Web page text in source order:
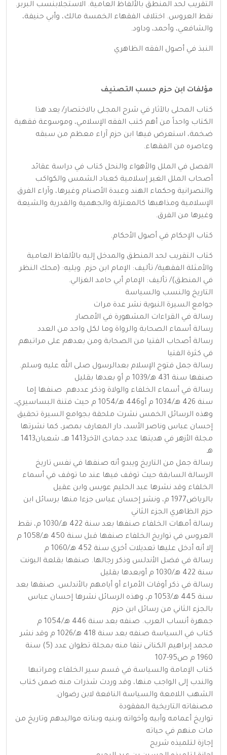
التقريب لحد المنطق بالألفاظ العامية. الاستجلابنسب البربر.
نقط العروس. اختلاف الفقهاء الخمسة مالك، وأبي حنيفة،
والشافعي، وأحمد، وداود.
النبذ في أصول الفقه الظاهري
مؤلفات ابن حزم حسب التصنيف
كتاب المحلى بالآثار في شرح المجلى بالاختصار/ يعد هذا
الكتاب واحداً من أهم كتب الفقه الإسلامي، وموسوعة فقهية
ضخمة، استعرض فيها ابن حزم آراء معظم من سبقه
وعاصره من الفقهاء.
الفصل في الملل والأهواء والنحل كتاب في دراسة عقائد
أصحاب الملل الغير إسلامية كعباد الشمس والكواكب
والنصرانية وحكماء الهند وعبدة الأصنام وغيرها، وآراء الفرق
الإسلامية ومذاهبها كالمعتزلة والجهمية والقدرية والشيعة
وغيرها من الفرق.
كتاب الإحكام في أصول الأحكام.
كتاب التقريب لحد المنطق والمدخل إليه بالألفاظ العامية
والأمثلة الفقهية/ تأليف: الإمام ابن حزم. ويليه: (محك النظر
في المنطق)/ تأليف: الإمام أبي حامد الغزالي.
التاريخ والنسب والسياسة
جوامع السيرة النبوية نشر عدة مرات
رسالة في القراءات المشهورة في الأمصار
رسالة أسماء الصحابة والرواة وما لكل واحد من العدد
رسالة أصحاب الفتيا من الصحابة ومن بعدهم على مراتبهم
في كثرة الفتيا
رسالة جمل فتوح الإسلام بعدالرسول صلى الله عليه وسلم.
صنفها سنة 431 هـ/1039 م أو بعدها بقليل
رسالة في أسماء الخلفاء والولاة وذكر عددهم. صنفها إما
سنة 426 هـ/1034 م أو446 هـ/1054 م حيث فتنة البساسيري،
وهذه الرسائل الخمس نشرت ملحقة بجوامع السيرة تحقيق
إحسان عباس وناصر الأسد، دار المعارف بمصر، كما نشرتها
مجلة الأزهر في هديتها عدد جمادى الآخر1413 هـ، شعبان1413
هـ
رسالة جمل من التاريخ ويبدو أنه صنفها في نفس تاريخ
الرسالة السابقة حيث توقف فيها عند ما توقف في أسماء
الخلفاء وقد نشرها عبد الحليم عويس وابن عقيل
بالرياض1977 م، ونشر إحسان عباس جزءا منها برسائل ابن
حزم الظاهري الجزء الثاني
رسالة أمهات الخلفاء صنفها بعد سنة 422 هـ/1030 م، نقط
العروس في تواريخ الخلفاء صنفها قبل سنة 450 هـ/1058 م
إلا أنه أدخل عليها تعديلات أخرى سنة 452 هـ/1060 م
رسالة في فضل الأندلس وذكر رجالها. صنفها بقلعة البونت
سنة 422 هـ/1030 م أوبعدها بقليل
رسالة في ذكر أوقات الأمراء أو أيامهم بالأندلس. صنفها بعد
سنة 445 هـ/1053 م، وهذه الرسائل نشرها إحسان عباس
بالجزء الثاني من رسائل ابن حزم
جمهرة أنساب العرب. صنفه بعد سنة 446 هـ/1054 م
كتاب في السياسة صنفه بعد سنة 418 هـ/1026 م وقد نشر
محمد إبراهيم الكنانى نتفا منه بمجلة تطوان عدد (5) سنة
1960 م ص95-107
كتاب الإمامة والسياسة في قسم سير الخلفاء ومراتبها
والندب إلى الواجب منها، وقد وردت شذرات منه ضمن كتاب
الشهب اللامعة والسياسة النافعة لابن رضوان.
مصنفاته التاريخية المفقودة
تواريخ أعمامه وأبيه وأخواته وبنيه وبناته مواليدهم وتاريخ من
مات منهم في حياته
إجازة لتلميذه شريح